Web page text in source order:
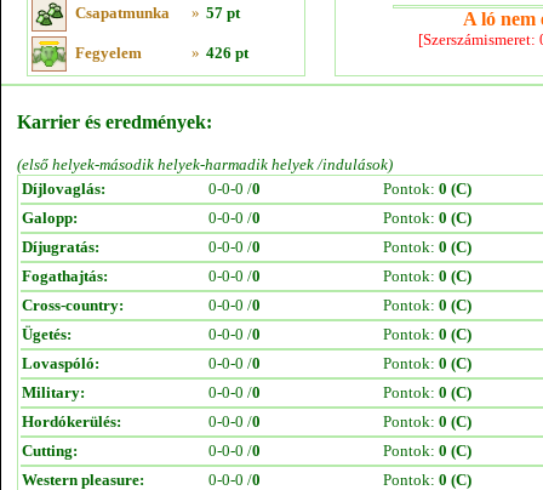
Csapatmunka » 57 pt
Fegyelem » 426 pt
A ló nem
Karrier és eredmények:
(első helyek-második helyek-harmadik helyek /indulások)
Díjlovaglás:
0-0-0 /0 Pontok: 0 (C)
Galopp:
0-0-0 /0 Pontok: 0 (C)
Díjugratás:
0-0-0 /0 Pontok: 0 (C)
Fogathajtás:
0-0-0 /0 Pontok: 0 (C)
Cross-country:
0-0-0 /0 Pontok: 0 (C)
Ügetés:
0-0-0 /0 Pontok: 0 (C)
Lovaspóló:
0-0-0 /0 Pontok: 0 (C)
Military:
0-0-0 /0 Pontok: 0 (C)
Hordókerülés:
0-0-0 /0 Pontok: 0 (C)
Cutting:
0-0-0 /0 Pontok: 0 (C)
Western pleasure:
0-0-0 /0 Pontok: 0 (C)